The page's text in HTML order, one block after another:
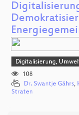
Digitalisierung,
108
Dr. Swantje Gährs,
Straten